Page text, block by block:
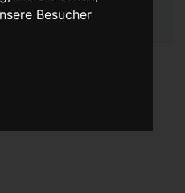
Besucher
Druckversion